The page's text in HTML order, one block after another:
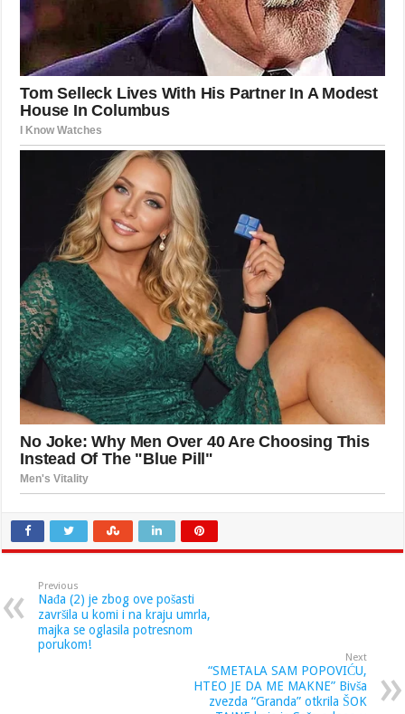
Previous
Nađa (2) je zbog ove pošasti
završila u komi i na kraju umrla,
majka se oglasila potresnom
porukom!
Next
“SMETALA SAM POPOVIĆU,
HTEO JE DA ME MAKNE” Bivša
zvezda “Granda” otkrila ŠOK